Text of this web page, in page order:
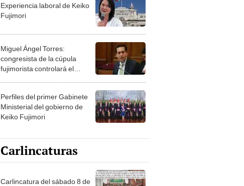
Experiencia laboral de Keiko
Fujimori
Miguel Ángel Torres:
congresista de la cúpula
fujimorista controlará el
Perfiles del primer Gabinete
Ministerial del gobierno de
Keiko Fujimori
Carlincaturas
Carlincatura del sábado 8 de